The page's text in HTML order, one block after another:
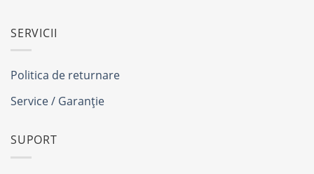
SERVICII
Politica de returnare
Service / Garanție
SUPORT